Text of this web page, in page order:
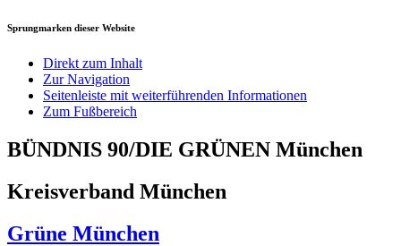
Sprungmarken dieser Website
Direkt zum Inhalt
Zur Navigation
Seitenleiste mit weiterführenden Informationen
Zum Fußbereich
BÜNDNIS 90/DIE GRÜNEN München
Kreisverband München
Grüne München